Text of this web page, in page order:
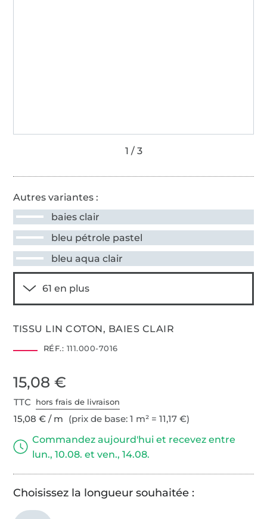
Autres variantes :
baies clair
bleu pétrole pastel
bleu aqua clair
TISSU LIN COTON, BAIES CLAIR
RÉF.: 111.000-7016
15,08 €
TTC hors frais de livraison
15,08 € / m (prix de base: 1 m² = 11,17 €)
Commandez aujourd'hui et recevez entre
lun., 10.08. et ven., 14.08.
Choisissez la longueur souhaitée :